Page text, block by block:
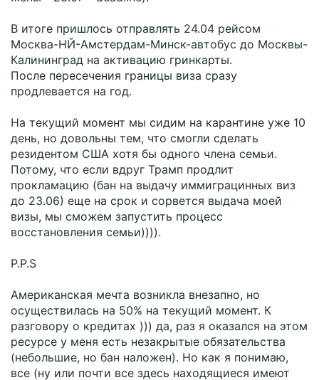
В итоге пришлось отправлять 24.04 рейсом
Москва-НЙ-Амстердам-Минск-автобус до Москвы-
Калининград на активацию гринкарты.
После пересечения границы виза сразу
продлевается на год.
На текущий момент мы сидим на карантине уже 10
день, но довольны тем, что смогли сделать
резидентом США хотя бы одного члена семьи.
Потому, что если вдруг Трамп продлит
прокламацию (бан на выдачу иммиграцинных виз
до 23.06) еще на срок и сорвется выдача моей
визы, мы сможем запустить процесс
восстановления семьи)))).
P.P.S
Американская мечта возникла внезапно, но
осуществилась на 50% на текущий момент. К
разговору о кредитах ))) да, раз я оказался на этом
ресурсе у меня есть незакрытые обязательства
(небольшие, но бан наложен). Но как я понимаю,
все (ну или почти все здесь находящиеся имеют